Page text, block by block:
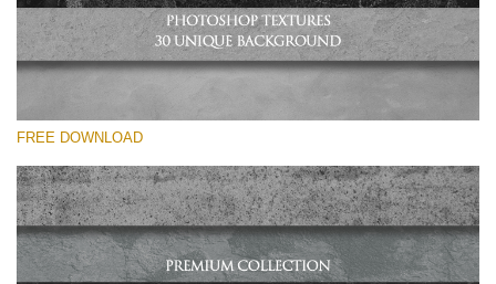
Si prega di Selezionare
Small 800*533px
Concrete Textures
(30 Textures)
FREE DOWNLOAD